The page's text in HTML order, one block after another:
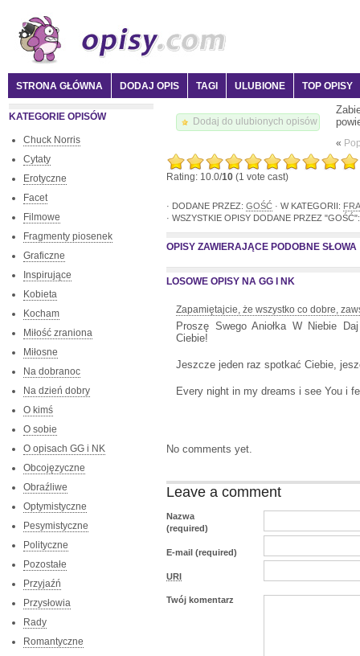
STRONA GŁÓWNA DODAJ OPIS TAGI ULUBIONE TOP OPISY
KATEGORIE OPISÓW
Chuck Norris
Cytaty
Erotyczne
Facet
Filmowe
Fragmenty piosenek
Graficzne
Inspirujące
Kobieta
Kocham
Miłość zraniona
Miłosne
Na dobranoc
Na dzień dobry
O kimś
O sobie
O opisach GG i NK
Obcojęzyczne
Obraźliwe
Optymistyczne
Pesymistyczne
Polityczne
Pozostałe
Przyjaźń
Przysłowia
Rady
Romantyczne
Dodaj do ulubionych opisów
«
Rating: 10.0/10 (1 vote cast)
· DODANE PRZEZ: GOŚĆ · W KATEGORII:
· WSZYSTKIE OPISY DODANE PRZEZ
OPISY ZAWIERAJĄCE PODOBNE SŁOWA
LOSOWE OPISY NA GG I NK
Zapamiętajcie, że wszystko co dobre,
Proszę Swego Aniołka W Niebie
Ciebie!
Jeszcze jeden raz spotkać Ciebie,
Every night in my dreams i see You i
No comments yet.
Leave a comment
Nazwa
(required)
E-mail (required)
URI
Twój komentarz